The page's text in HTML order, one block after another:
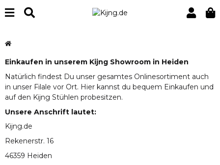
Einkaufen in unserem Kijng Showroom in Heiden
Natürlich findest Du unser gesamtes Onlinesortiment auch
in unser Filale vor Ort. Hier kannst du bequem Einkaufen und
auf den Kijng Stühlen probesitzen.
Unsere Anschrift lautet:
Kijng.de
Rekenerstr. 16
46359 Heiden